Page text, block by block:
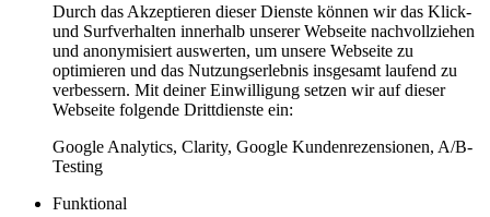
Durch das Akzeptieren dieser Dienste können wir das Klick-
und Surfverhalten innerhalb unserer Webseite nachvollziehen
und anonymisiert auswerten, um unsere Webseite zu
optimieren und das Nutzungserlebnis insgesamt laufend zu
verbessern. Mit deiner Einwilligung setzen wir auf dieser
Webseite folgende Drittdienste ein:
Google Analytics, Clarity, Google Kundenrezensionen, A/B-
Testing
Funktional